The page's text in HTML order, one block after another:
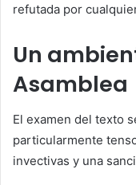
refutada por
Un
Asamblea
El examen del texto
particularmente
invectivas y una